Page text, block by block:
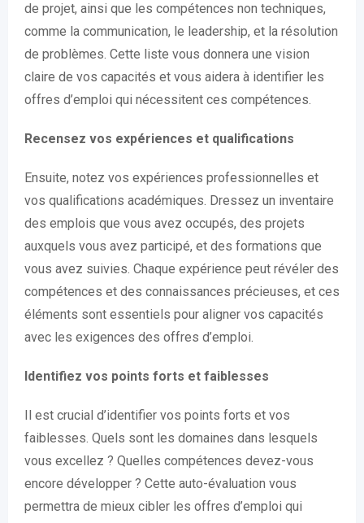
de projet, ainsi que les compétences non techniques,
comme la communication, le leadership, et la résolution
de problèmes. Cette liste vous donnera une vision
claire de vos capacités et vous aidera à identifier les
offres d’emploi qui nécessitent ces compétences.
Recensez vos expériences et qualifications
Ensuite, notez vos expériences professionnelles et
vos qualifications académiques. Dressez un inventaire
des emplois que vous avez occupés, des projets
auxquels vous avez participé, et des formations que
vous avez suivies. Chaque expérience peut révéler des
compétences et des connaissances précieuses, et ces
éléments sont essentiels pour aligner vos capacités
avec les exigences des offres d’emploi.
Identifiez vos points forts et faiblesses
Il est crucial d’identifier vos points forts et vos
faiblesses. Quels sont les domaines dans lesquels
vous excellez ? Quelles compétences devez-vous
encore développer ? Cette auto-évaluation vous
permettra de mieux cibler les offres d’emploi qui